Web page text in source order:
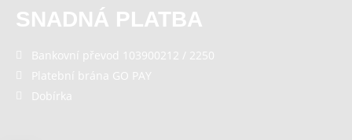
SNADNÁ PLATBA
Bankovní převod 103900212 / 2250
Platební brána GO PAY
Dobírka